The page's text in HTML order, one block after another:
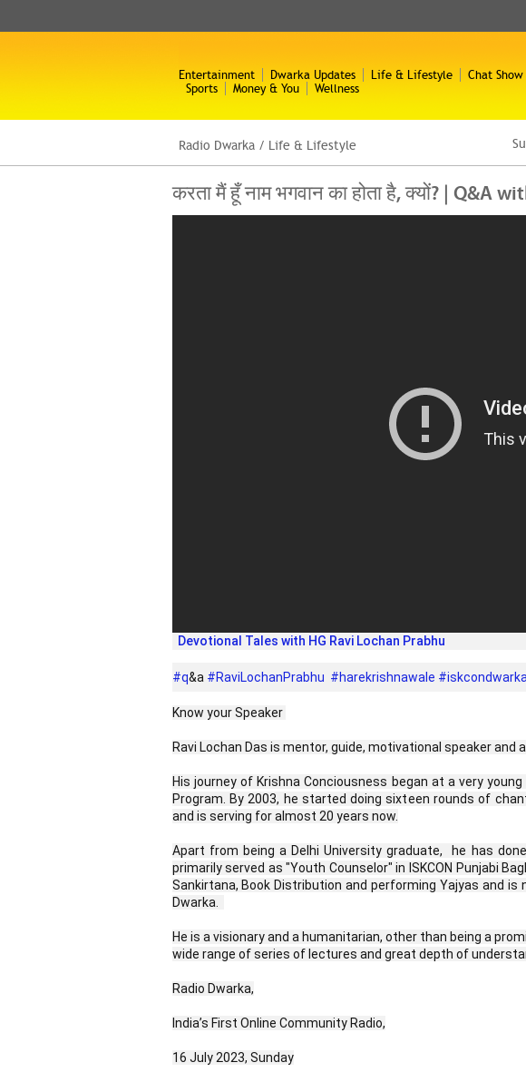
Entertainment Dwarka Updates Life & Lifestyle Chat Show
Sports
Money & You Wellness
Radio Dwarka / Life & Lifestyle
करता मैं हूँ नाम भगवान का होता है, क्यों? | Q&A
Devotional Tales with HG Ravi Lochan Prabhu
#q&a #RaviLochanPrabhu #harekrishnawale
Know your Speaker
Ravi Lochan Das is mentor, guide, motivational speaker
His journey of Krishna Conciousness began at a very
Program. By 2003, he started doing sixteen rounds of
and is serving for almost 20 years now.
Apart from being a Delhi University graduate,  he has
primarily served as "Youth Counselor" in ISKCON Punjabi
Sankirtana, Book Distribution and performing Yajyas and is
Dwarka.
He is a visionary and a humanitarian, other than being a
wide range of series of lectures and great depth of
Radio Dwarka,
India’s First Online Community Radio,
16 July 2023, Sunday